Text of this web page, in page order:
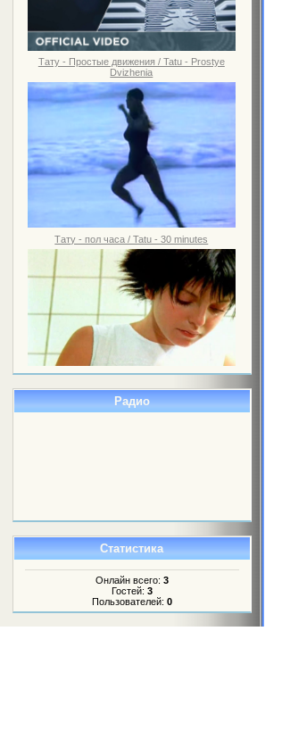
Тату - Простые движения / Tatu - Prostye
Dvizhenia
Тату - пол часа / Tatu - 30 minutes
Радио
Статистика
Онлайн всего: 3
Гостей: 3
Пользователей: 0